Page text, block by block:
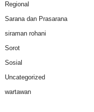
Regional
Sarana dan Prasarana
siraman rohani
Sorot
Sosial
Uncategorized
wartawan